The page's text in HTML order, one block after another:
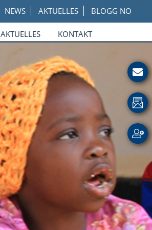
NEWS AKTUELLES BLOGG NO
AKTUELLES KONTAKT